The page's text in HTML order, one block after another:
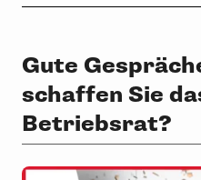
Gute
schaffen Sie
Betriebsrat?